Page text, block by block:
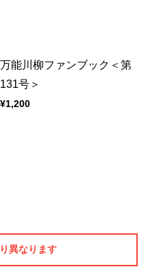
万能川柳ファンブック＜第
131号＞
¥1,200
異なります